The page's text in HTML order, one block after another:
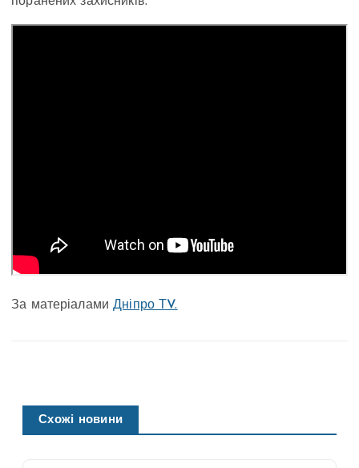
За матеріаламиДніпро ТV.
Схожі новини